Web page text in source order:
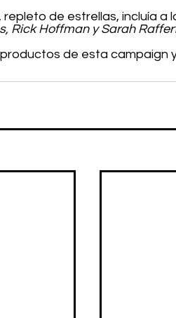
repleto de estrellas, incluía a
Rick Hoffman y Sarah
de esta campaign